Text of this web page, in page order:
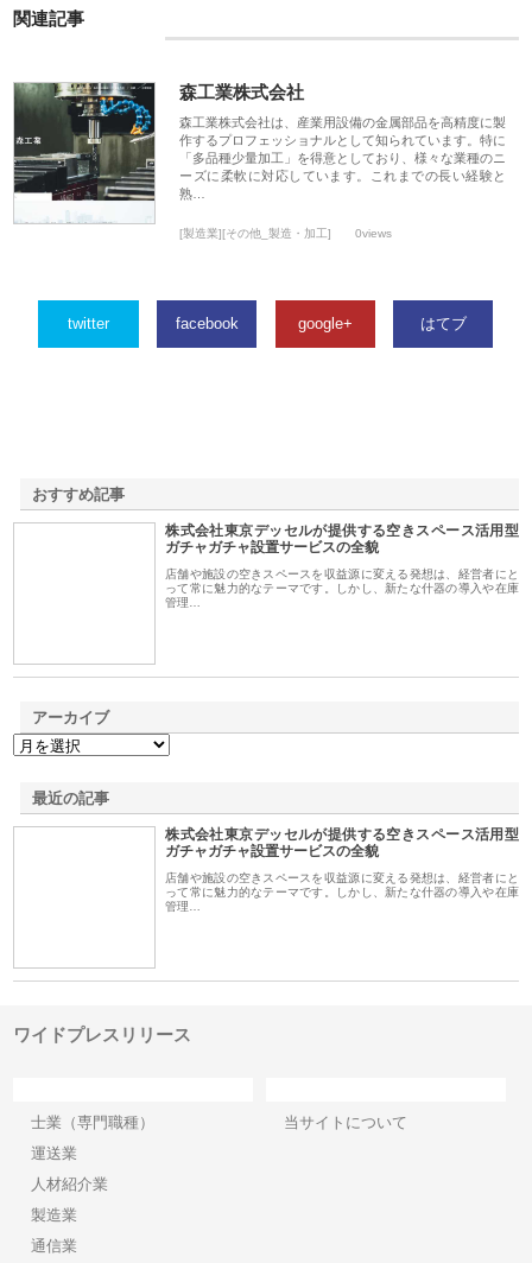
関連記事
森工業株式会社
森工業株式会社は、産業用設備の金属部品を高精度に製
作するプロフェッショナルとして知られています。特に
「多品種少量加工」を得意としており、様々な業種のニ
ーズに柔軟に対応しています。これまでの長い経験と
熟…
[製造業][その他_製造・加工] 0views
twitter facebook google+ はてブ
おすすめ記事
株式会社東京デッセルが提供する空きスペース活用型
ガチャガチャ設置サービスの全貌
店舗や施設の空きスペースを収益源に変える発想は、経営者にと
って常に魅力的なテーマです。しかし、新たな什器の導入や在庫
管理…
アーカイブ
最近の記事
株式会社東京デッセルが提供する空きスペース活用型
ガチャガチャ設置サービスの全貌
店舗や施設の空きスペースを収益源に変える発想は、経営者にと
って常に魅力的なテーマです。しかし、新たな什器の導入や在庫
管理…
ワイドプレスリリース
士業（専門職種）
運送業
人材紹介業
製造業
通信業
当サイトについて